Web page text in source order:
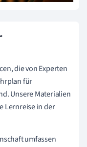
die von Experten
für
Unsere Materialien
Lernreise in der
umfassen